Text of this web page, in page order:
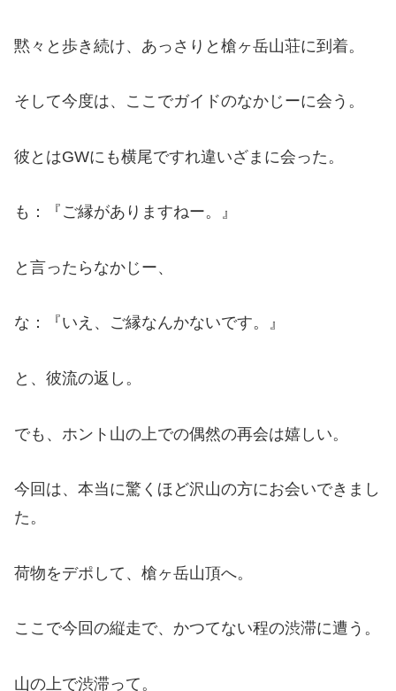
黙々と歩き続け、あっさりと槍ヶ岳山荘に到着。
そして今度は、ここでガイドのなかじーに会う。
彼とはGWにも横尾ですれ違いざまに会った。
も：『ご縁がありますねー。』
と言ったらなかじー、
な：『いえ、ご縁なんかないです。』
と、彼流の返し。
でも、ホント山の上での偶然の再会は嬉しい。
今回は、本当に驚くほど沢山の方にお会いできまし
た。
荷物をデポして、槍ヶ岳山頂へ。
ここで今回の縦走で、かつてない程の渋滞に遭う。
山の上で渋滞って。